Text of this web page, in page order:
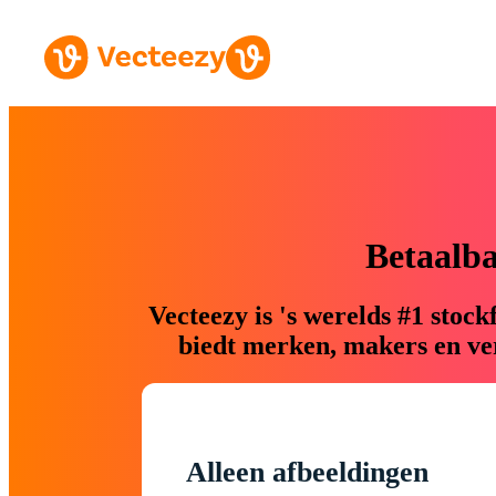
Vecteezy is 's werelds #1
biedt merken, makers en
Alleen afbeeldingen